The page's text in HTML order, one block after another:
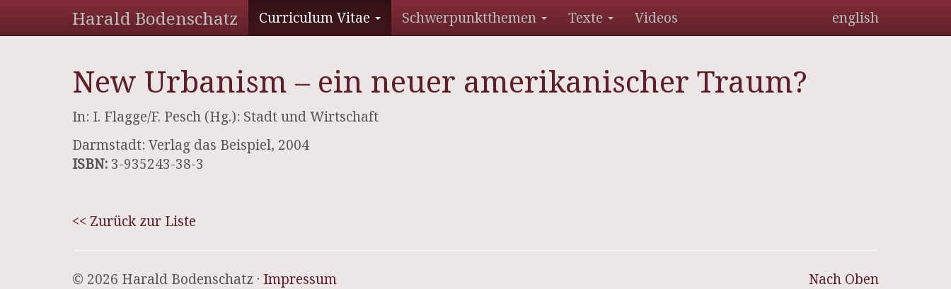
Harald Bodenschatz Curriculum Vitae Schwerpunktthemen Texte Videos english
New Urbanism – ein neuer amerikanischer Traum?
In: I. Flagge/F. Pesch (Hg.): Stadt und Wirtschaft
Darmstadt: Verlag das Beispiel, 2004
ISBN: 3-935243-38-3
<< Zurück zur Liste
Nach Oben
© 2026 Harald Bodenschatz · Impressum